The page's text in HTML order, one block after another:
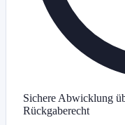
Sichere Abwicklung
Rückgaberecht